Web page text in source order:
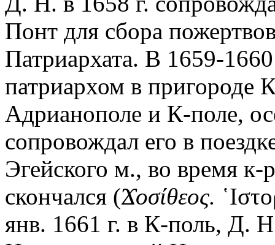
Понт для сбора
Патриархата. В 1659-
патриархом в пригороде
Адрианополе и К-поле,
сопровождал его в
Эгейского м., во время
скончался (Ϫοσίθεος.
янв. 1661 г. в К-поль, Д.